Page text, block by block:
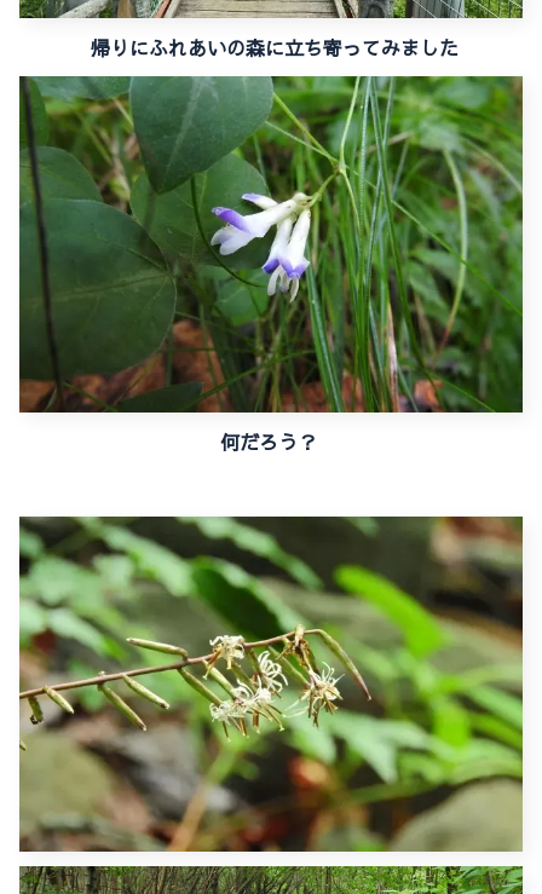
帰りにふれあいの森に立ち寄ってみました
何だろう？